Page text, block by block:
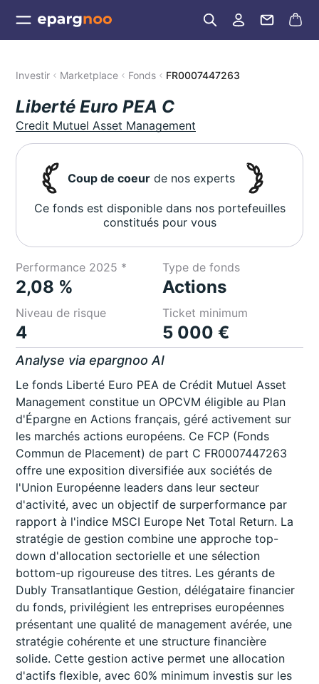
Investir Marketplace Fonds FR0007447263
Liberté Euro PEA C
Credit Mutuel Asset Management
Coup de coeur de nos experts
Ce fonds est disponible dans nos portefeuilles
constitués pour vous
Performance 2025 *
2,08 %
Type de fonds
Actions
Niveau de risque
4
Ticket minimum
5 000 €
Analyse via epargnoo AI
Le fonds Liberté Euro PEA de Crédit Mutuel Asset
Management constitue un OPCVM éligible au Plan
d'Épargne en Actions français, géré activement sur
les marchés actions européens. Ce FCP (Fonds
Commun de Placement) de part C FR0007447263
offre une exposition diversifiée aux sociétés de
l'Union Européenne leaders dans leur secteur
d'activité, avec un objectif de surperformance par
rapport à l'indice MSCI Europe Net Total Return. La
stratégie de gestion combine une approche top-
down d'allocation sectorielle et une sélection
bottom-up rigoureuse des titres. Les gérants de
Dubly Transatlantique Gestion, délégataire financier
du fonds, privilégient les entreprises européennes
présentant une qualité de management avérée, une
stratégie cohérente et une structure financière
solide. Cette gestion active permet une allocation
d'actifs flexible, avec 60% minimum investis sur les